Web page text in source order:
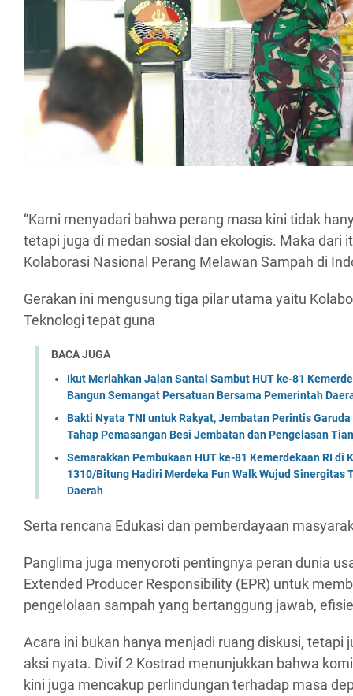
“Kami menyadari bahwa perang masa kini tidak
tetapi juga di medan sosial dan ekologis. Maka dari
Kolaborasi Nasional Perang Melawan Sampah di
Gerakan ini mengusung tiga pilar utama yaitu
Teknologi tepat guna
BACA JUGA
Ikut Meriahkan Jalan Santai Sambut HUT ke-81
Bangun Semangat Persatuan Bersama Pemerintah
Bakti Nyata TNI untuk Rakyat, Jembatan Perintis
Tahap Pemasangan Besi Jembatan dan Pengelasan
Semarakkan Pembukaan HUT ke-81 Kemerdekaan RI di
1310/Bitung Hadiri Merdeka Fun Walk Wujud Sinergitas
Daerah
Serta rencana Edukasi dan pemberdayaan
Panglima juga menyoroti pentingnya peran dunia
Extended Producer Responsibility (EPR) untuk
pengelolaan sampah yang bertanggung jawab,
Acara ini bukan hanya menjadi ruang diskusi, tetapi
aksi nyata. Divif 2 Kostrad menunjukkan bahwa
kini juga mencakup perlindungan terhadap masa